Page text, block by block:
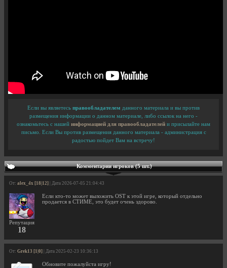
Если вы являетесь правообладателем данного материала и вы против
размещения информации о данном материале, либо ссылок на него -
ознакомьтесь с нашей информацией для правообладателей и присылайте нам
письмо. Если Вы против размещения данного материала - администрация с
радостью пойдет Вам на встречу!
Комментарии игроков (5 шт.)
От: alex_4x [18|12] | Дата 2026-07-05 21:04:43
Репутация
18
Если кто-то может выложить OST к этой игре, который отдельно
продается в СТИМЕ, это будет очень здорово.
От: Grek13 [1|0] | Дата 2025-02-23 10:36:13
Обновите пожалуйста игру!